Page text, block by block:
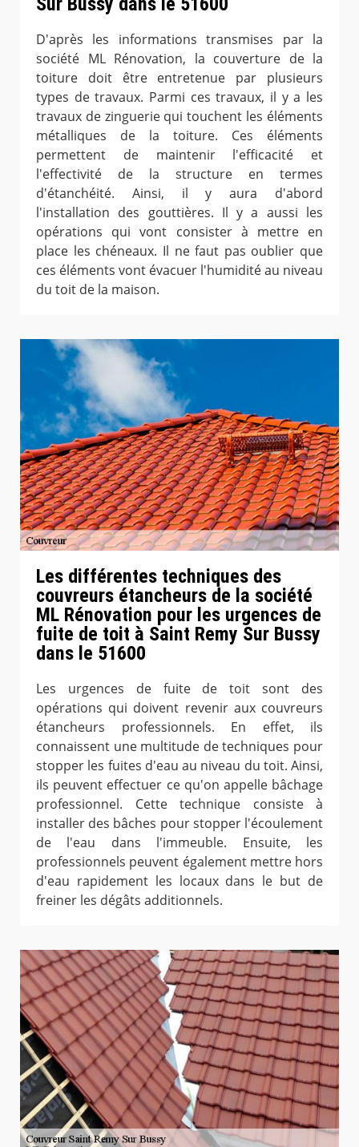
D'après les informations transmises par la
société ML Rénovation, la couverture de la
toiture doit être entretenue par plusieurs
types de travaux. Parmi ces travaux, il y a les
travaux de zinguerie qui touchent les éléments
métalliques de la toiture. Ces éléments
permettent de maintenir l'efficacité et
l'effectivité de la structure en termes
d'étanchéité. Ainsi, il y aura d'abord
l'installation des gouttières. Il y a aussi les
opérations qui vont consister à mettre en
place les chéneaux. Il ne faut pas oublier que
ces éléments vont évacuer l'humidité au niveau
du toit de la maison.
Les différentes techniques des
couvreurs étancheurs de la société
ML Rénovation pour les urgences de
fuite de toit à Saint Remy Sur Bussy
dans le 51600
Les urgences de fuite de toit sont des
opérations qui doivent revenir aux couvreurs
étancheurs professionnels. En effet, ils
connaissent une multitude de techniques pour
stopper les fuites d'eau au niveau du toit. Ainsi,
ils peuvent effectuer ce qu'on appelle bâchage
professionnel. Cette technique consiste à
installer des bâches pour stopper l'écoulement
de l'eau dans l'immeuble. Ensuite, les
professionnels peuvent également mettre hors
d'eau rapidement les locaux dans le but de
freiner les dégâts additionnels.